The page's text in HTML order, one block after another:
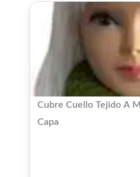
Cubre Cuello Tejido A
Capa